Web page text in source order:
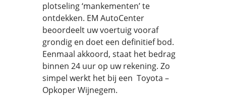
plotseling ‘mankementen’ te
ontdekken. EM AutoCenter
beoordeelt uw voertuig vooraf
grondig en doet een definitief bod.
Eenmaal akkoord, staat het bedrag
binnen 24 uur op uw rekening. Zo
simpel werkt het bij een Toyota –
Opkoper Wijnegem.